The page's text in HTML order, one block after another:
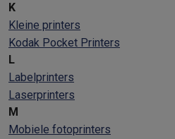
K
Kleine printers
Kodak Pocket Printers
L
Labelprinters
Laserprinters
M
Mobiele fotoprinters